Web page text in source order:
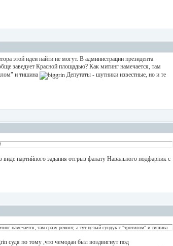
этой идеи найти не могут. В администрации президента
заведует Красной площадью? Как митинг намечается, там
и тишина
Депутаты - шутники известные, но и те
партийного задания отгрыз фанату Навального подфарник с
намечается, там сразу ремонт, а тут целый сундук с "тротилом" и тишина
судя по тому ,что чемодан был воздвигнут под